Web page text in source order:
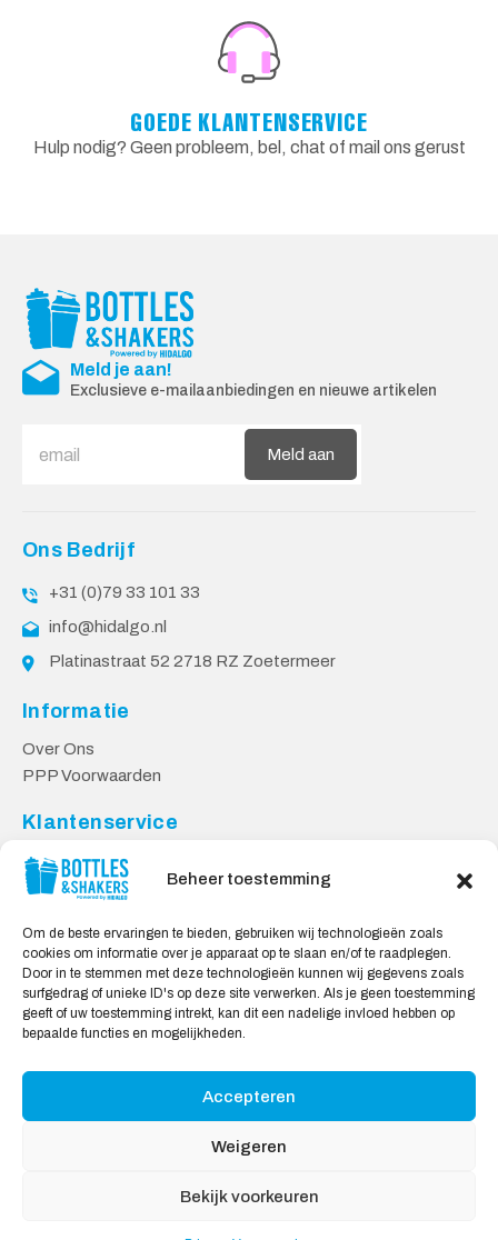
Beheer toestemming
Om de beste ervaringen te bieden, gebruiken wij technologieën zoals
cookies om informatie over je apparaat op te slaan en/of te raadplegen.
Door in te stemmen met deze technologieën kunnen wij gegevens zoals
surfgedrag of unieke ID's op deze site verwerken. Als je geen toestemming
geeft of uw toestemming intrekt, kan dit een nadelige invloed hebben op
bepaalde functies en mogelijkheden.
Accepteren
Weigeren
Bekijk voorkeuren
GOEDE KLANTENSERVICE
Hulp nodig? Geen probleem, bel, chat of mail ons gerust
Meld je aan!
Exclusieve e-mailaanbiedingen en nieuwe artikelen
Meld aan
Ons Bedrijf
+31 (0)79 33 101 33
info@hidalgo.nl
Platinastraat 52 2718 RZ Zoetermeer
Informatie
Over Ons
PPP Voorwaarden
Klantenservice
Contact
Levering & Retourneren
Veilig Shoppen
My account
Winkelwagen